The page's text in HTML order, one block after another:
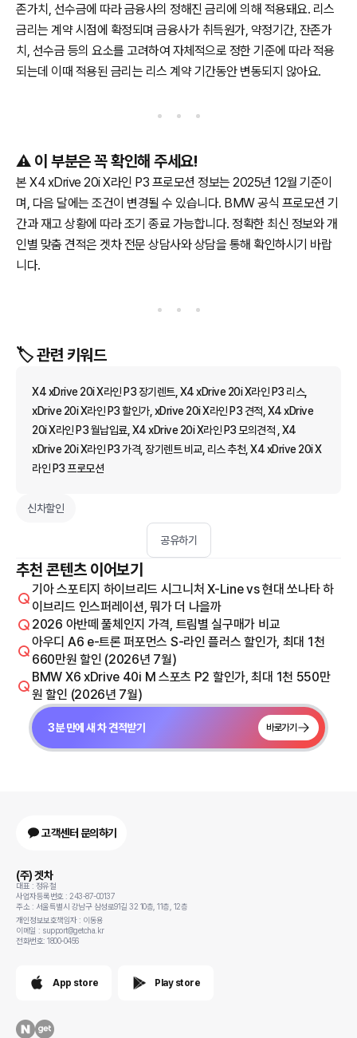
존가치, 선수금에 따라 금융사의 정해진 금리에 의해 적용돼요. 리스
금리는 계약 시점에 확정되며 금융사가 취득원가, 약정기간, 잔존가
치, 선수금 등의 요소를 고려하여 자체적으로 정한 기준에 따라 적용
되는데 이때 적용된 금리는 리스 계약 기간동안 변동되지 않아요.
⚠️ 이 부분은 꼭 확인해 주세요!
본 X4 xDrive 20i X라인 P3 프로모션 정보는 2025년 12월 기준이
며, 다음 달에는 조건이 변경될 수 있습니다. BMW 공식 프로모션 기
간과 재고 상황에 따라 조기 종료 가능합니다. 정확한 최신 정보와 개
인별 맞춤 견적은 겟차 전문 상담사와 상담을 통해 확인하시기 바랍
니다.
🏷️ 관련 키워드
X4 xDrive 20i X라인 P3 장기렌트, X4 xDrive 20i X라인 P3 리스,
xDrive 20i X라인 P3 할인가, xDrive 20i X라인 P3 견적, X4 xDrive
20i X라인 P3 월납입료, X4 xDrive 20i X라인 P3 모의견적 , X4
xDrive 20i X라인 P3 가격, 장기렌트 비교, 리스 추천, X4 xDrive 20i X
라인 P3 프로모션
신차할인
공유하기
추천 콘텐츠 이어보기
기아 스포티지 하이브리드 시그니처 X-Line vs 현대 쏘나타 하
이브리드 인스퍼레이션, 뭐가 더 나을까
2026 아반떼 풀체인지 가격, 트림별 실구매가 비교
아우디 A6 e-트론 퍼포먼스 S-라인 플러스 할인가, 최대 1천
660만원 할인 (2026년 7월)
BMW X6 xDrive 40i M 스포츠 P2 할인가, 최대 1천 550만
원 할인 (2026년 7월)
3분 만에 새 차 견적받기 바로가기
고객센터 문의하기
(주) 겟차
대표 : 정유철
사업자등록번호 : 243-87-00137
주소 : 서울특별시 강남구 삼성로91길 32 10층, 11층, 12층
개인정보보호책임자 : 이동용
이메일 : support@getcha.kr
전화번호: 1800-0456
App store Play store